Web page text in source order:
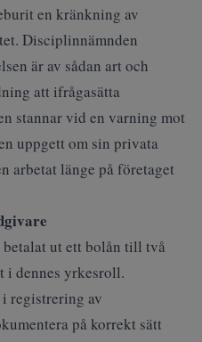
en kränkning av
Disciplinnämnden
är av sådan art och
att ifrågasätta
stannar vid en varning mot
uppgett om sin privata
arbetat länge på företaget
ut ett bolån till två
i dennes yrkesroll.
registrering av
på korrekt sätt